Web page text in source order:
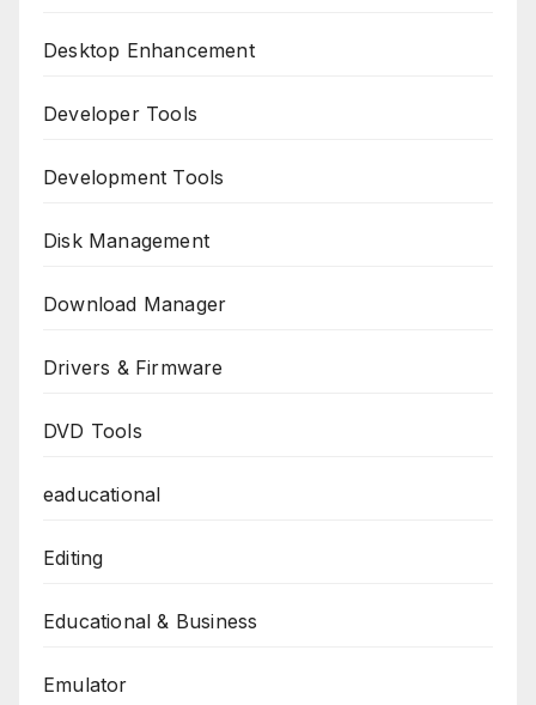
Desktop Enhancement
Developer Tools
Development Tools
Disk Management
Download Manager
Drivers & Firmware
DVD Tools
eaducational
Editing
Educational & Business
Emulator